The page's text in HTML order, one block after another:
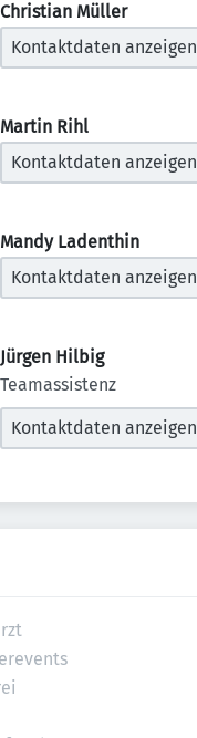
Christian Müller
Kontaktdaten anzeigen
Martin Rihl
Kontaktdaten anzeigen
Mandy Ladenthin
Kontaktdaten anzeigen
Jürgen Hilbig
Teamassistenz
Kontaktdaten anzeigen